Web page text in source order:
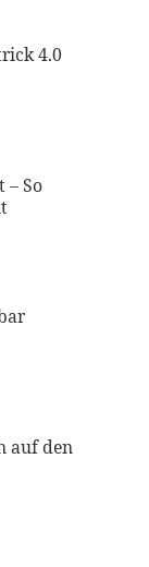
4.0
So
auf den